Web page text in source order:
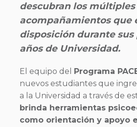
descubran los múltiples
acompañamientos que
disposición durante sus
años de Universidad.
El equipo del Programa
nuevos estudiantes que
a la Universidad a través de
brinda herramientas
como orientación y apoyo